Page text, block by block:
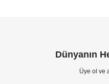
Dünyanın
Üye ol ve